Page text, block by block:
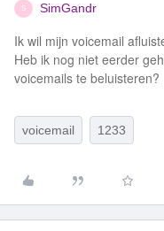
S SimGandr
Ik wil mijn voicemail
Heb ik nog niet eerder
voicemails te beluisteren?
voicemail 1233